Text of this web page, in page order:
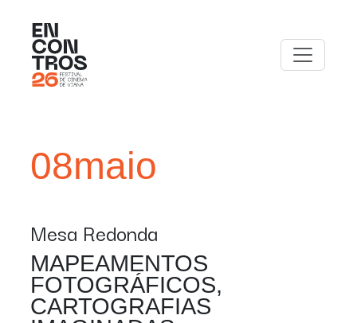
08maio
Mesa Redonda
MAPEAMENTOS
FOTOGRÁFICOS,
CARTOGRAFIAS